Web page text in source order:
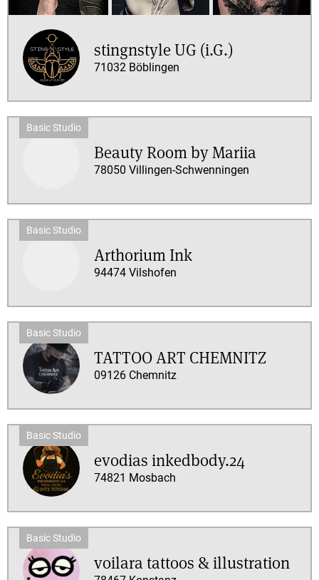
mehr
mehr
stingnstyle UG (i.G.)
71032 Böblingen
Beauty Room by Mariia
78050 Villingen-Schwenningen
Arthorium Ink
94474 Vilshofen
TATTOO ART CHEMNITZ
09126 Chemnitz
evodias inkedbody.24
74821 Mosbach
voilara tattoos & illustration